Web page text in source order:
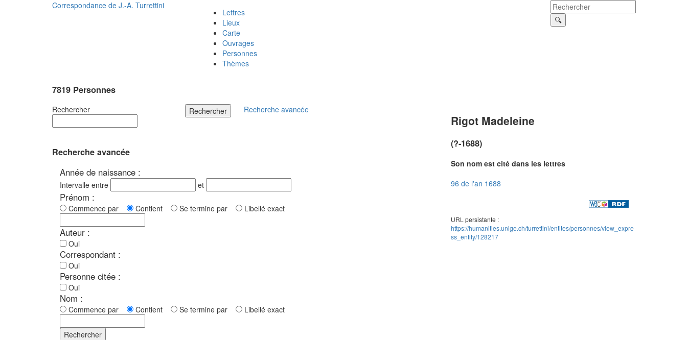
Correspondance de J.-A. Turrettini
Lettres
Lieux
Carte
Ouvrages
Personnes
Thèmes
7819 Personnes
Rechercher Rechercher Recherche avancée
Recherche avancée
Année de naissance :
Intervalle entre et
Prénom :
Commence par Contient Se termine par Libellé exact
Auteur :
Oui
Correspondant :
Oui
Personne citée :
Oui
Nom :
Commence par Contient Se termine par Libellé exact
Rechercher
Rigot Madeleine
(?-1688)
Son nom est cité dans les lettres
96 de l'an 1688
URL persistante :
https://humanities.unige.ch/turrettini/entites/personnes/view_expre
ss_entity/128217